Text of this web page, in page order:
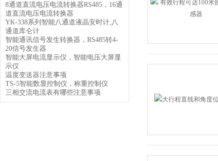
8通道直流电压电流转换器RS485，16通
道直流电压电流转换器
YK-338系列智能八通道液晶安时计,八
通道库仑计
智能通讯信号发生转换器，RS485转4-
20信号发生器
智能大屏电流显示仪，智能电压大屏显
示仪
温度变送器注意事项
TS-5智能数显控制仪，称重控制仪
三相交流电流表有哪些注意事项